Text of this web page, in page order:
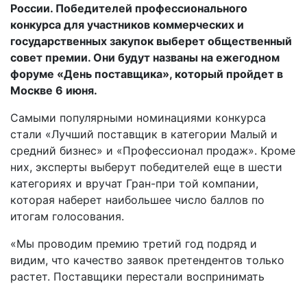
России. Победителей профессионального
конкурса для участников коммерческих и
государственных закупок выберет общественный
совет премии. Они будут названы на ежегодном
форуме «День поставщика», который пройдет в
Москве 6 июня.
Самыми популярными номинациями конкурса
стали «Лучший поставщик в категории Малый и
средний бизнес» и «Профессионал продаж». Кроме
них, эксперты выберут победителей еще в шести
категориях и вручат Гран-при той компании,
которая наберет наибольшее число баллов по
итогам голосования.
«Мы проводим премию третий год подряд и
видим, что качество заявок претендентов только
растет. Поставщики перестали воспринимать